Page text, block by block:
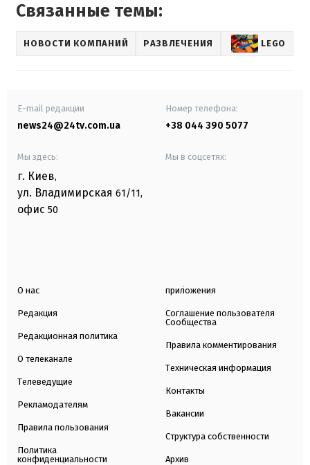
Связанные темы:
НОВОСТИ КОМПАНИЙ РАЗВЛЕЧЕНИЯ LEGO
E-mail редакции
news24@24tv.com.ua
Номер телефона:
+38 044 390 5077
Мы здесь:
г. Киев,
ул. Владимирская 61/11,
офис 50
Мы в соцсетях:
О нас
Редакция
Редакционная политика
О телеканале
Телеведущие
Рекламодателям
Правила пользования
Политика
конфиденциальности
приложения
Соглашение пользователя
Сообщества
Правила комментирования
Техническая информация
Контакты
Вакансии
Структура собственности
Архив